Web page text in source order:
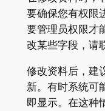
要确保您有权限
要管理员权限才
改某些字段，请
修改资料后，建
新。有时系统可
即显示。在这种